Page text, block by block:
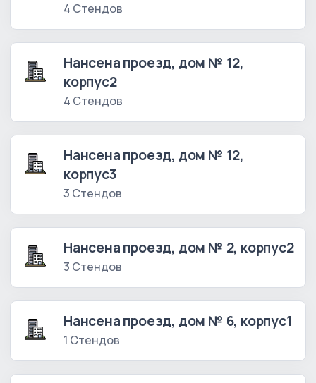
4 Стендов
Нансена проезд, дом № 12,
корпус2
4 Стендов
Нансена проезд, дом № 12,
корпус3
3 Стендов
Нансена проезд, дом № 2, корпус2
3 Стендов
Нансена проезд, дом № 6, корпус1
1 Стендов